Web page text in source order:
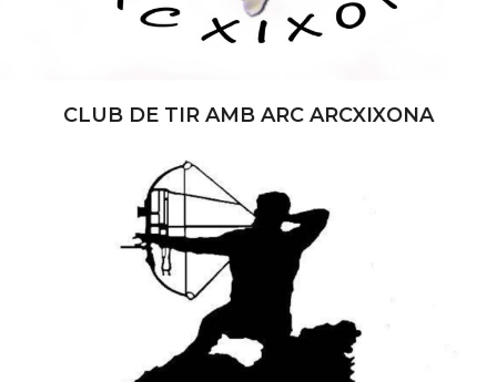
CLUB DE TIR AMB ARC ARCXIXONA